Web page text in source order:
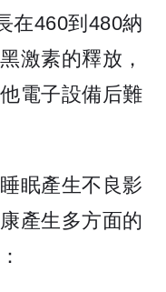
在460到480納
激素的釋放，
電子設備后難
眠產生不良影
產生多方面的